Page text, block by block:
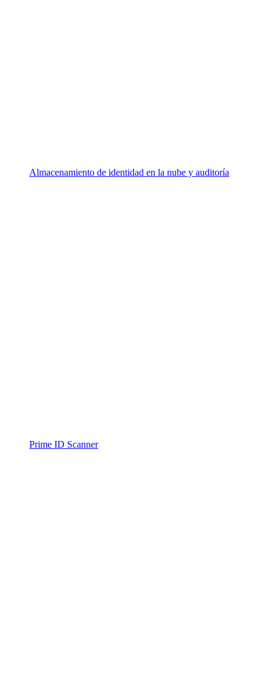
Almacenamiento de identidad en la nube y auditoría
Prime ID Scanner